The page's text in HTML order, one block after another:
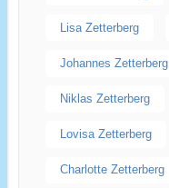
Lisa Zetterberg
Johannes Zetterberg
Niklas Zetterberg
Lovisa Zetterberg
Charlotte Zetterberg